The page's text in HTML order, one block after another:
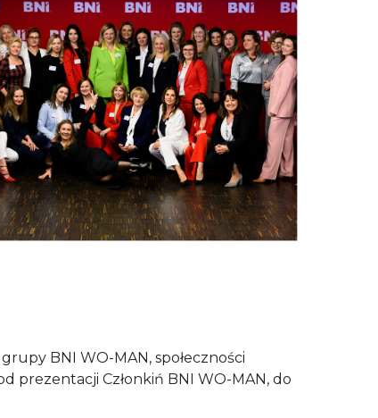
BNI WO-MAN, społeczności
prezentacji Członkiń BNI WO-MAN, do